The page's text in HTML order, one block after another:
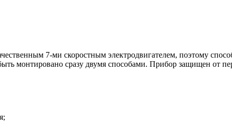
7-ми скоростным электродвигателем, поэтому
монтировано сразу двумя способами. Прибор защищен от